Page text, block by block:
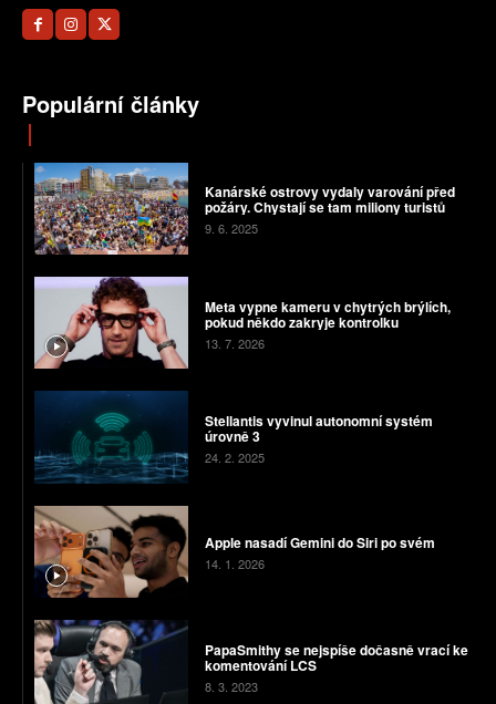
Populární články
Kanárské ostrovy vydaly varování před
požáry. Chystají se tam miliony turistů
9. 6. 2025
Meta vypne kameru v chytrých brýlích,
pokud někdo zakryje kontrolku
13. 7. 2026
Stellantis vyvinul autonomní systém
úrovně 3
24. 2. 2025
Apple nasadí Gemini do Siri po svém
14. 1. 2026
PapaSmithy se nejspíše dočasně vrací ke
komentování LCS
8. 3. 2023